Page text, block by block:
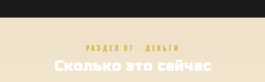
РАЗДЕЛ 07 · ДЕНЬГИ
Сколько это сейчас